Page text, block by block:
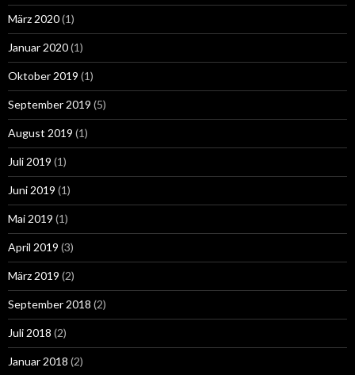
März 2020(1)
Januar 2020(1)
Oktober 2019 (1)
September 2019 (5)
August 2019 (1)
Juli 2019 (1)
Juni 2019 (1)
Mai 2019 (1)
April 2019 (3)
März 2019 (2)
September 2018 (2)
Juli 2018 (2)
Januar 2018 (2)